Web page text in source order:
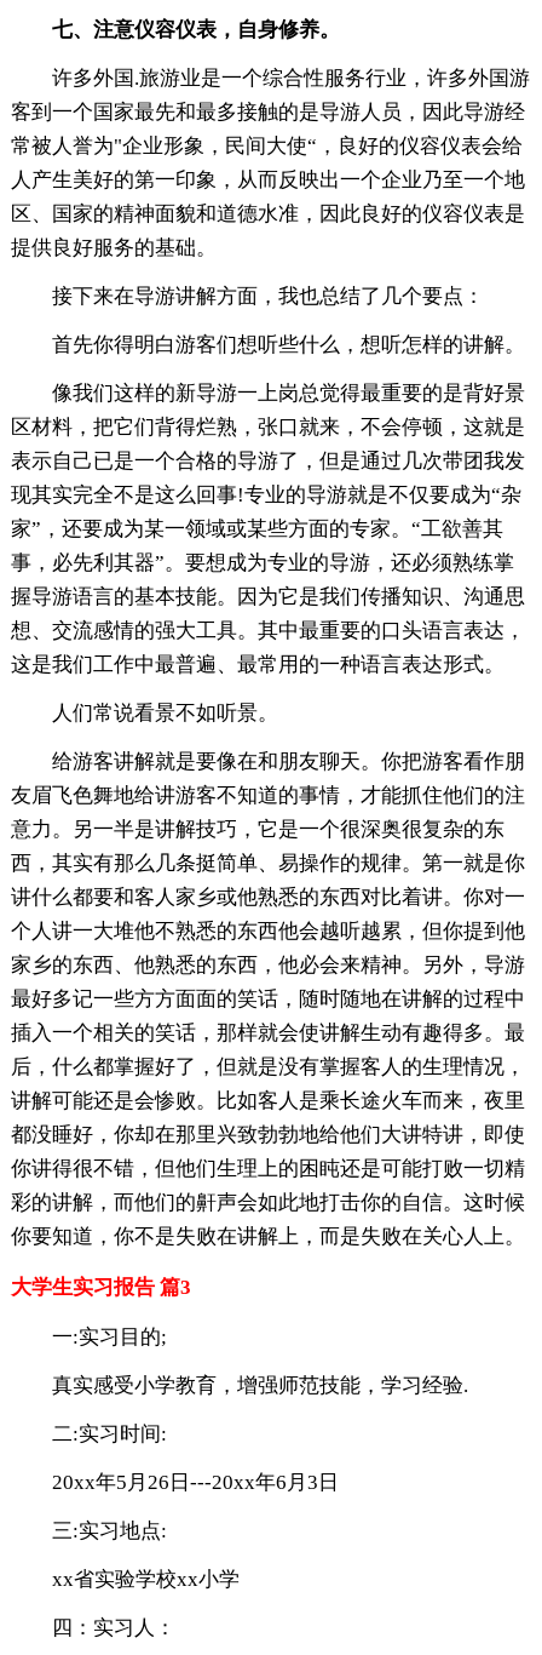
七、注意仪容仪表，自身修养。
许多外国.旅游业是一个综合性服务行业，许多外国游
客到一个国家最先和最多接触的是导游人员，因此导游经
常被人誉为"企业形象，民间大使“，良好的仪容仪表会给
人产生美好的第一印象，从而反映出一个企业乃至一个地
区、国家的精神面貌和道德水准，因此良好的仪容仪表是
提供良好服务的基础。
接下来在导游讲解方面，我也总结了几个要点：
首先你得明白游客们想听些什么，想听怎样的讲解。
像我们这样的新导游一上岗总觉得最重要的是背好景
区材料，把它们背得烂熟，张口就来，不会停顿，这就是
表示自己已是一个合格的导游了，但是通过几次带团我发
现其实完全不是这么回事!专业的导游就是不仅要成为“杂
家”，还要成为某一领域或某些方面的专家。“工欲善其
事，必先利其器”。要想成为专业的导游，还必须熟练掌
握导游语言的基本技能。因为它是我们传播知识、沟通思
想、交流感情的强大工具。其中最重要的口头语言表达，
这是我们工作中最普遍、最常用的一种语言表达形式。
人们常说看景不如听景。
给游客讲解就是要像在和朋友聊天。你把游客看作朋
友眉飞色舞地给讲游客不知道的事情，才能抓住他们的注
意力。另一半是讲解技巧，它是一个很深奥很复杂的东
西，其实有那么几条挺简单、易操作的规律。第一就是你
讲什么都要和客人家乡或他熟悉的东西对比着讲。你对一
个人讲一大堆他不熟悉的东西他会越听越累，但你提到他
家乡的东西、他熟悉的东西，他必会来精神。另外，导游
最好多记一些方方面面的笑话，随时随地在讲解的过程中
插入一个相关的笑话，那样就会使讲解生动有趣得多。最
后，什么都掌握好了，但就是没有掌握客人的生理情况，
讲解可能还是会惨败。比如客人是乘长途火车而来，夜里
都没睡好，你却在那里兴致勃勃地给他们大讲特讲，即使
你讲得很不错，但他们生理上的困盹还是可能打败一切精
彩的讲解，而他们的鼾声会如此地打击你的自信。这时候
你要知道，你不是失败在讲解上，而是失败在关心人上。
大学生实习报告 篇3
一:实习目的;
真实感受小学教育，增强师范技能，学习经验.
二:实习时间:
20xx年5月26日---20xx年6月3日
三:实习地点:
xx省实验学校xx小学
四：实习人：